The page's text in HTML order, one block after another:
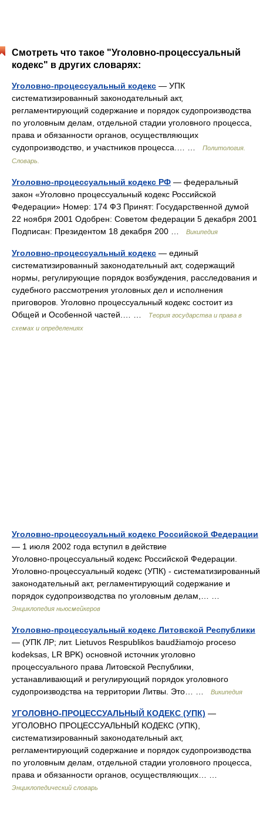
Смотреть что такое "Уголовно-процессуальный
кодекс" в других словарях:
Уголовно-процессуальный кодекс — УПК
систематизированный законодательный акт,
регламентирующий содержание и порядок судопроизводства
по уголовным делам, отдельной стадии уголовного процесса,
права и обязанности органов, осуществляющих
судопроизводство, и участников процесса.… …
Политология.
Словарь.
Уголовно-процессуальный кодекс РФ — федеральный
закон «Уголовно процессуальный кодекс Российской
Федерации» Номер: 174 ФЗ Принят: Государственной думой
22 ноября 2001 Одобрен: Советом федерации 5 декабря 2001
Подписан: Президентом 18 декабря 200 …
Википедия
Уголовно-процессуальный кодекс — единый
систематизированный законодательный акт, содержащий
нормы, регулирующие порядок возбуждения, расследования и
судебного рассмотрения уголовных дел и исполнения
приговоров. Уголовно процессуальный кодекс состоит из
Общей и Особенной частей.… …
Теория государства и права в
схемах и определениях
Уголовно-процессуальный кодекс Российской Федерации
— 1 июля 2002 года вступил в действие
Уголовно‑процессуальный кодекс Российской Федерации.
Уголовно‑процессуальный кодекс (УПК) ‑ систематизированный
законодательный акт, регламентирующий содержание и
порядок судопроизводства по уголовным делам,… …
Энциклопедия ньюсмейкеров
Уголовно-процессуальный кодекс Литовской Республики
— (УПК ЛР; лит. Lietuvos Respublikos baudžiamojo proceso
kodeksas, LR BPK) основной источник уголовно
процессуального права Литовской Республики,
устанавливающий и регулирующий порядок уголовного
судопроизводства на территории Литвы. Это… …
Википедия
УГОЛОВНО-ПРОЦЕССУАЛЬНЫЙ КОДЕКС (УПК) —
УГОЛОВНО ПРОЦЕССУАЛЬНЫЙ КОДЕКС (УПК),
систематизированный законодательный акт,
регламентирующий содержание и порядок судопроизводства
по уголовным делам, отдельной стадии уголовного процесса,
права и обязанности органов, осуществляющих… …
Энциклопедический словарь